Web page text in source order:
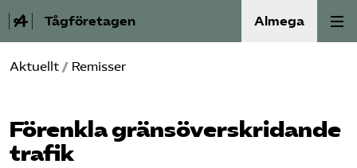
Tågföretagen Almega
Aktuellt
Reformagenda för järnvägen
Våra frågor
Aktuellt / Remisser
Förenkla gränsöverskridande
trafik